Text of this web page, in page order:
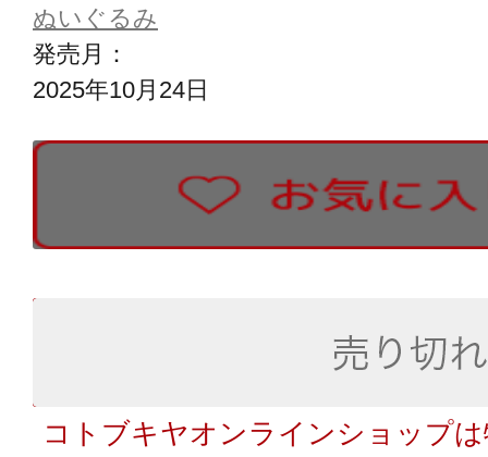
ぬいぐるみ
発売月：
2025年10月24日
コトブキヤオンラインショップ